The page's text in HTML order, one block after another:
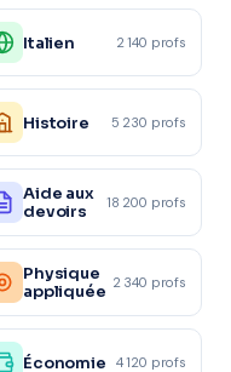
Italien 2 140 profs
Histoire 5 230 profs
Aide aux
devoirs
18 200 profs
Physique
appliquée 2 340 profs
Économie 4 120 profs